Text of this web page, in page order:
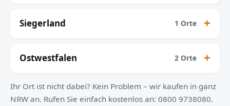
Siegerland 1 Orte
Ostwestfalen 2 Orte
Ihr Ort ist nicht dabei? Kein Problem – wir kaufen in ganz
NRW an. Rufen Sie einfach kostenlos an: 0800 9738080.